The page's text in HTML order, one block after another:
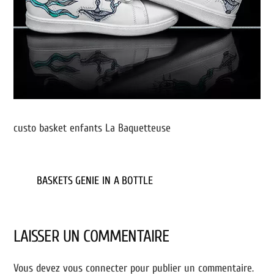
custo basket enfants La Baquetteuse
BASKETS GENIE IN A BOTTLE
LAISSER UN COMMENTAIRE
Vous devezvous connecter pour publier un commentaire.